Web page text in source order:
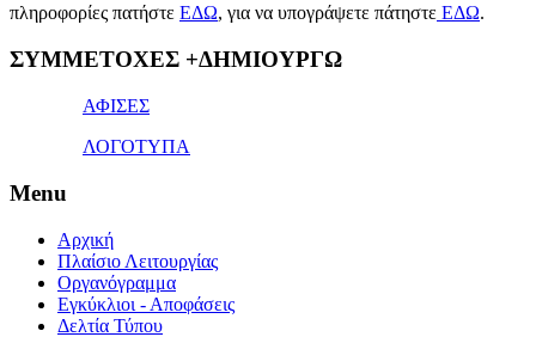
πληροφορίες πατήστε ΕΔΩ, για να υπογράψετε πάτηστε ΕΔΩ.
1x
ΣΥΜΜΕΤΟΧΕΣ +ΔΗΜΙΟΥΡΓΩ
ΑΦΙΣΕΣ
ΛΟΓΟΤΥΠΑ
Menu
Αρχική
Πλαίσιο Λειτουργίας
Οργανόγραμμα
Εγκύκλιοι - Αποφάσεις
Δελτία Τύπου